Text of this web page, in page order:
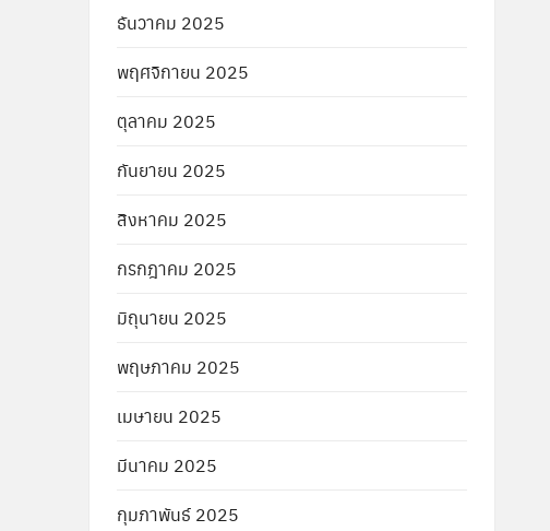
ธันวาคม 2025
พฤศจิกายน 2025
ตุลาคม 2025
กันยายน 2025
สิงหาคม 2025
กรกฎาคม 2025
มิถุนายน 2025
พฤษภาคม 2025
เมษายน 2025
มีนาคม 2025
กุมภาพันธ์ 2025